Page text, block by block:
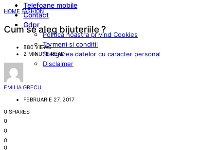
Telefoane mobile
Contact
Gdpr
Politica noastra privind Cookies
Termeni si conditii
Stergerea datelor cu caracter personal
Disclaimer
HOME FASHION
Cum se aleg bijuteriile ?
880 VIEWS
2 MINUTE READ
EMILIA GRECU
FEBRUARIE 27, 2017
0 SHARES
0
0
0
0